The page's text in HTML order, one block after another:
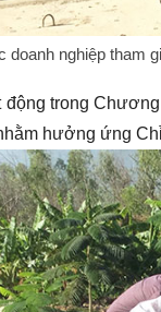
doanh nghiệp tham
trong Chương
hưởng ứng